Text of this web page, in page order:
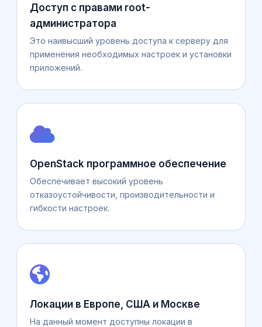
Доступ с правами root-
администратора
Это наивысший уровень доступа к серверу для
применения необходимых настроек и установки
приложений.
OpenStack программное обеспечение
Обеспечивает высокий уровень
отказоустойчивости, производительности и
гибкости настроек.
Локации в Европе, США и Москве
На данный момент доступны локации в